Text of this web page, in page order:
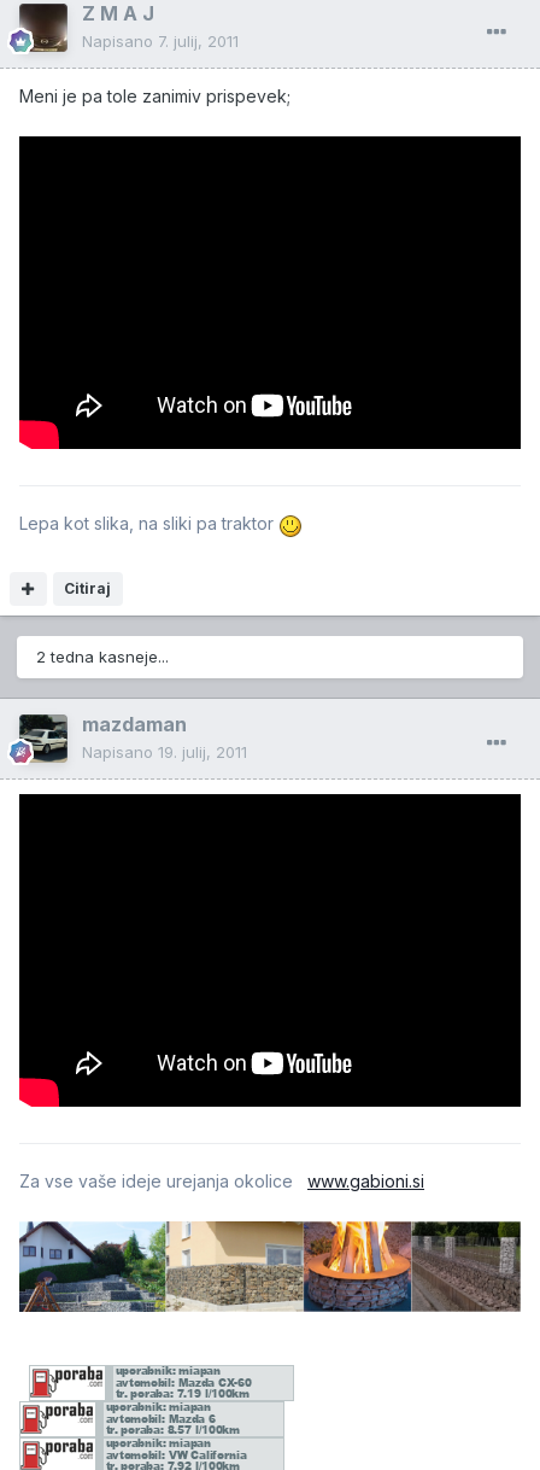
Z M A J
Napisano 7. julij, 2011
Meni je pa tole zanimiv prispevek;
Citiraj
Lepa kot slika, na sliki pa traktor
2 tedna kasneje...
mazdaman
Napisano 19. julij, 2011
Za vse vaše ideje urejanja okolice www.gabioni.si